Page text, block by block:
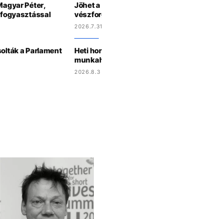
Péter,
a Parlament
Jöhet a háromórás áramszünet? Így
vészforgatókönyv Magyarországon
2026.7.31 15:27
Heti horoszkóp: a Skorpiók randizni
munkahelyi krásst, a Kosok új barátokat
2026.8.3 15:07